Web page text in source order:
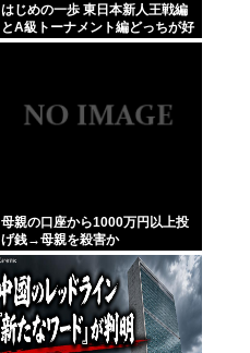
はじめの一歩 東日本新人王戦編
とA級トーナメント編どっちが好
き？
母親の口座から1000万円以上投
げ銭→母親を殺害か